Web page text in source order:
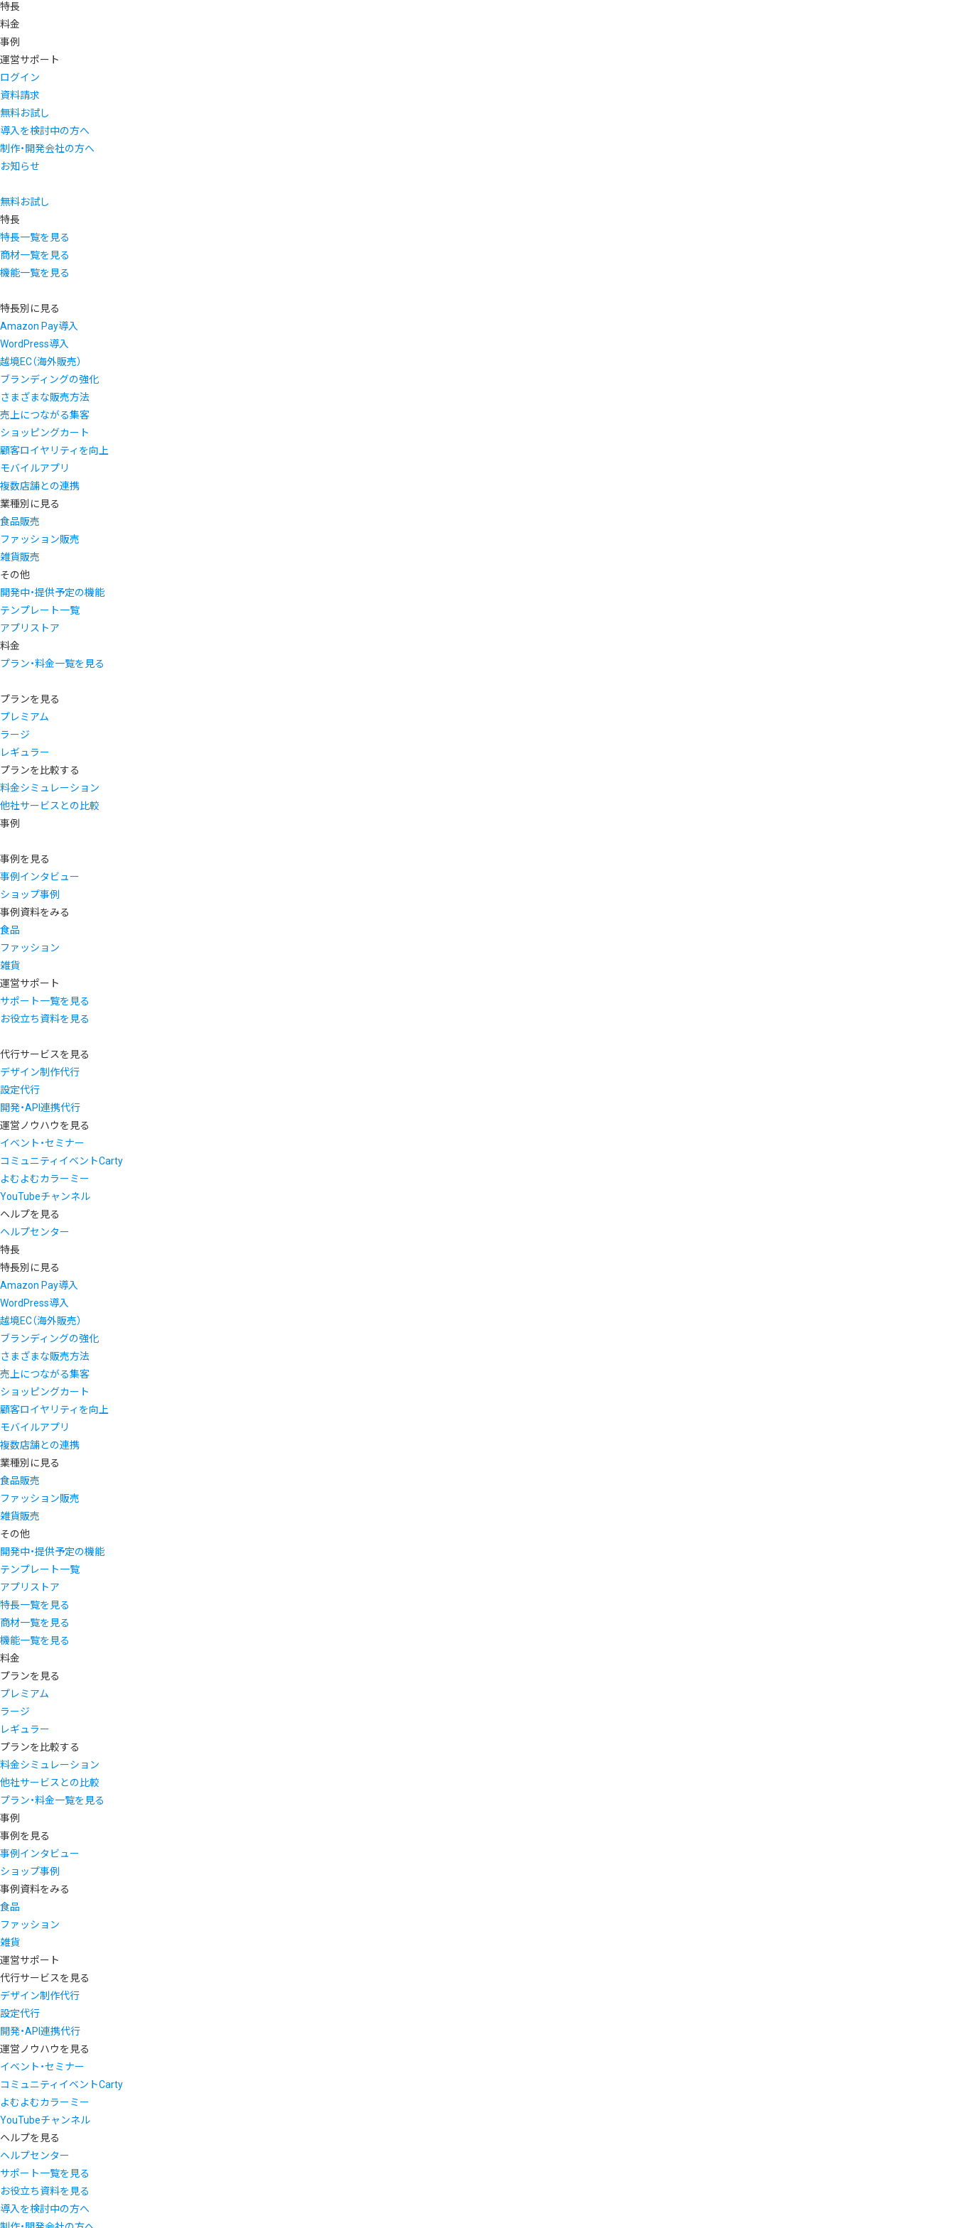
特長
料金
事例
運営サポート
ログイン
資料請求
無料お試し
導入を検討中の方へ
制作・開発会社の方へ
お知らせ
無料お試し
特長
特長一覧を見る
商材一覧を見る
機能一覧を見る
特長別に見る
Amazon Pay導入
WordPress導入
越境EC（海外販売）
ブランディングの強化
さまざまな販売方法
売上につながる集客
ショッピングカート
顧客ロイヤリティを向上
モバイルアプリ
複数店舗との連携
業種別に見る
食品販売
ファッション販売
雑貨販売
その他
開発中・提供予定の機能
テンプレート一覧
アプリストア
料金
プラン・料金一覧を見る
プランを見る
プレミアム
ラージ
レギュラー
プランを比較する
料金シミュレーション
他社サービスとの比較
事例
事例を見る
事例インタビュー
ショップ事例
事例資料をみる
食品
ファッション
雑貨
運営サポート
サポート一覧を見る
お役立ち資料を見る
代行サービスを見る
デザイン制作代行
設定代行
開発・API連携代行
運営ノウハウを見る
イベント・セミナー
コミュニティイベントCarty
よむよむカラーミー
YouTubeチャンネル
ヘルプを見る
ヘルプセンター
特長
特長別に見る
Amazon Pay導入
WordPress導入
越境EC（海外販売）
ブランディングの強化
さまざまな販売方法
売上につながる集客
ショッピングカート
顧客ロイヤリティを向上
モバイルアプリ
複数店舗との連携
業種別に見る
食品販売
ファッション販売
雑貨販売
その他
開発中・提供予定の機能
テンプレート一覧
アプリストア
特長一覧を見る
商材一覧を見る
機能一覧を見る
料金
プランを見る
プレミアム
ラージ
レギュラー
プランを比較する
料金シミュレーション
他社サービスとの比較
プラン・料金一覧を見る
事例
事例を見る
事例インタビュー
ショップ事例
事例資料をみる
食品
ファッション
雑貨
運営サポート
代行サービスを見る
デザイン制作代行
設定代行
開発・API連携代行
運営ノウハウを見る
イベント・セミナー
コミュニティイベントCarty
よむよむカラーミー
YouTubeチャンネル
ヘルプを見る
ヘルプセンター
サポート一覧を見る
お役立ち資料を見る
導入を検討中の方へ